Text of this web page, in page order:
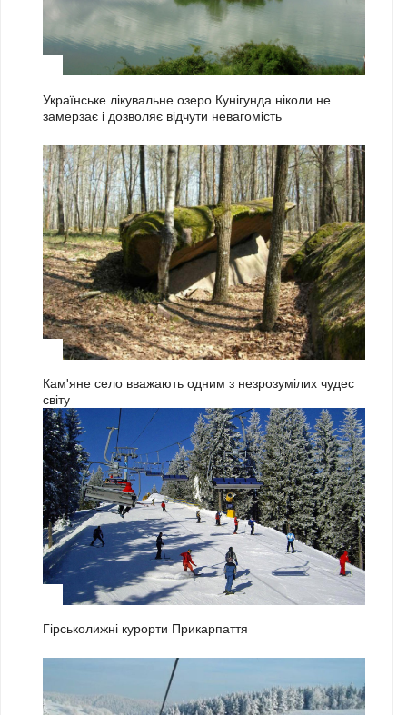
Українське лікувальне озеро Кунігунда ніколи не
замерзає і дозволяє відчути невагомість
Кам'яне село вважають одним з незрозумілих чудес
світу
Гірськолижні курорти Прикарпаття